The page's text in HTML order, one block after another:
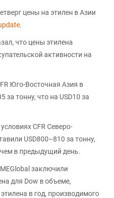
цены на этилен в Азии
.
что цены этилена
активности на
Юго-Восточная Азия в
за тонну, что на USD10 за
CFR Северо-
USD800–810 за тонну,
в предыдущий день.
заключили
для Dow в объеме,
в год, производимого